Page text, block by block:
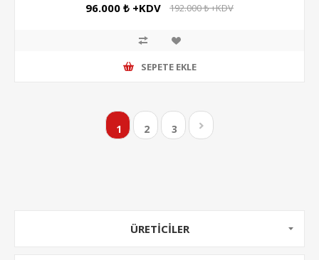
96.000 ₺ +KDV 192.000 ₺ +KDV
SEPETE EKLE
1 2 3
ÜRETICILER